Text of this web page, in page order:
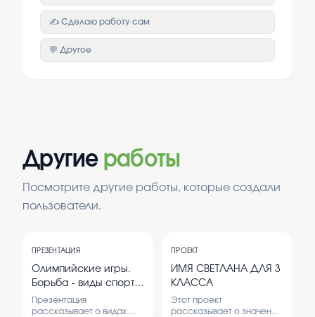
✍️ Сделаю работу сам
💬 Другое
Другие работы
Посмотрите другие работы, которые создали
пользователи.
ПРЕЗЕНТАЦИЯ
Олимпийские игры.
Борьба - виды спорта
и их дисциплины
Презентация
рассказывает о видах
ПРОЕКТ
ИМЯ СВЕТЛАНА ДЛЯ 3
КЛАССА
Этот проект
рассказывает о значении